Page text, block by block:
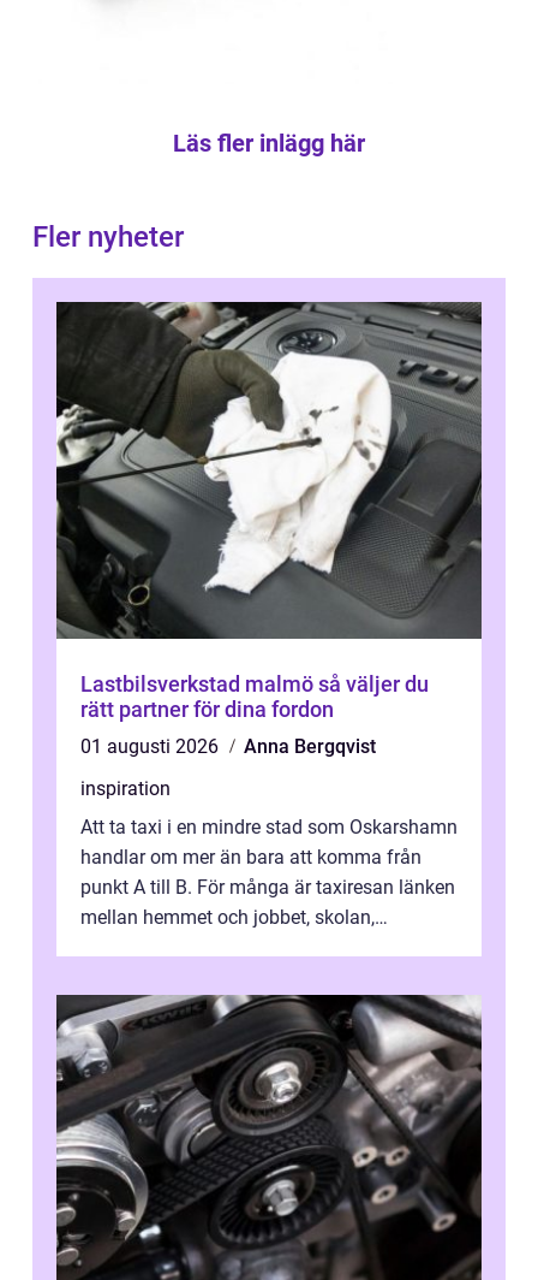
Läs fler inlägg här
Fler nyheter
Lastbilsverkstad malmö så väljer du
rätt partner för dina fordon
01 augusti 2026
Anna Bergqvist
inspiration
Att ta taxi i en mindre stad som Oskarshamn
handlar om mer än bara att komma från
punkt A till B. För många är taxiresan länken
mellan hemmet och jobbet, skolan,